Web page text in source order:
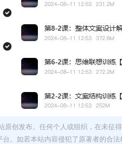
创发布。任何个人或组织，在未征
。如若本站内容侵犯了原著者的合